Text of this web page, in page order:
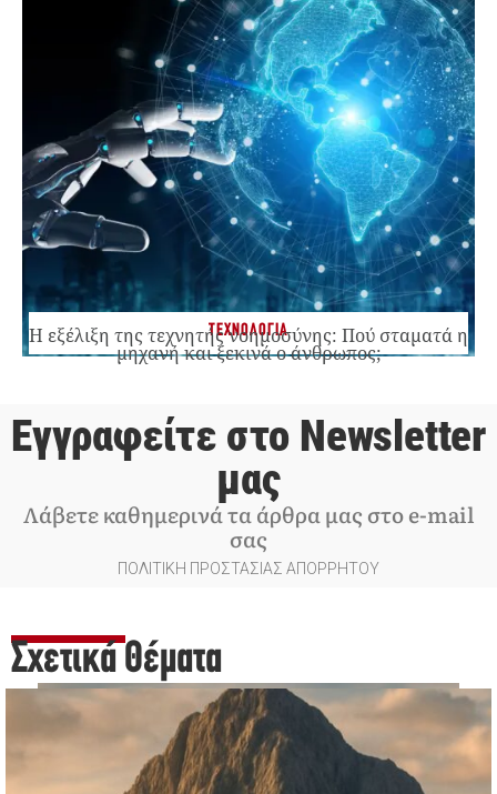
ΤΕΧΝΟΛΟΓΙΑ
Η εξέλιξη της τεχνητής νοημοσύνης: Πού σταματά η
μηχανή και ξεκινά ο άνθρωπος;
Εγγραφείτε στο Newsletter
μας
Λάβετε καθημερινά τα άρθρα μας στο e-mail
σας
ΠΟΛΙΤΙΚΗ ΠΡΟΣΤΑΣΙΑΣ ΑΠΟΡΡΗΤΟΥ
Σχετικά Θέματα